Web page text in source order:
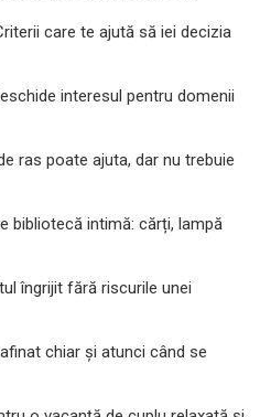
care te ajută să iei decizia
interesul pentru domenii
ras poate ajuta, dar nu trebuie
bibliotecă intimă: cărți, lampă
îngrijit fără riscurile unei
chiar și atunci când se